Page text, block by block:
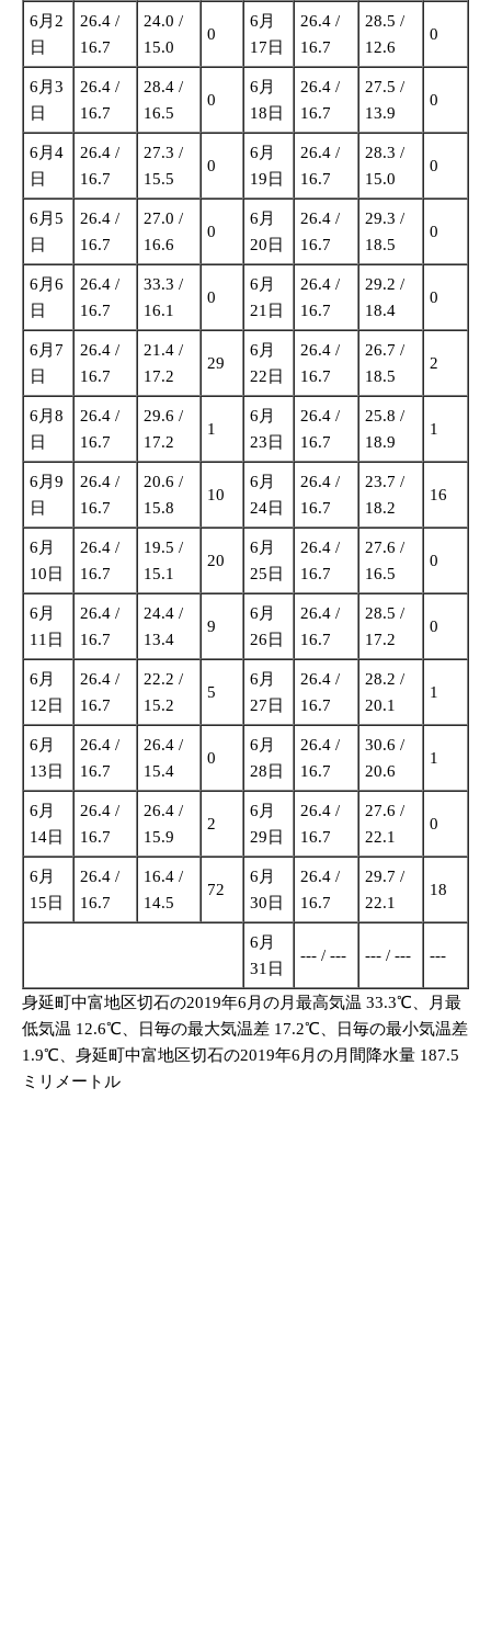
6月2
日
26.4 /
16.7
24.0 /
15.0
0
6月
17日
26.4 /
16.7
28.5 /
12.6
0
6月3
日
26.4 /
16.7
28.4 /
16.5
0
6月
18日
26.4 /
16.7
27.5 /
13.9
0
6月4
日
26.4 /
16.7
27.3 /
15.5
0
6月
19日
26.4 /
16.7
28.3 /
15.0
0
6月5
日
26.4 /
16.7
27.0 /
16.6
0
6月
20日
26.4 /
16.7
29.3 /
18.5
0
6月6
日
26.4 /
16.7
33.3 /
16.1
0
6月
21日
26.4 /
16.7
29.2 /
18.4
0
6月7
日
26.4 /
16.7
21.4 /
17.2
29
6月
22日
26.4 /
16.7
26.7 /
18.5
2
6月8
日
26.4 /
16.7
29.6 /
17.2
1
6月
23日
26.4 /
16.7
25.8 /
18.9
1
6月9
日
26.4 /
16.7
20.6 /
15.8
10
6月
24日
26.4 /
16.7
23.7 /
18.2
16
6月
10日
26.4 /
16.7
19.5 /
15.1
20
6月
25日
26.4 /
16.7
27.6 /
16.5
0
6月
11日
26.4 /
16.7
24.4 /
13.4
9
6月
26日
26.4 /
16.7
28.5 /
17.2
0
6月
12日
26.4 /
16.7
22.2 /
15.2
5
6月
27日
26.4 /
16.7
28.2 /
20.1
1
6月
13日
26.4 /
16.7
26.4 /
15.4
0
6月
28日
26.4 /
16.7
30.6 /
20.6
1
6月
14日
26.4 /
16.7
26.4 /
15.9
2
6月
29日
26.4 /
16.7
27.6 /
22.1
0
6月
15日
26.4 /
16.7
16.4 /
14.5
72
6月
30日
26.4 /
16.7
29.7 /
22.1
18
6月
31日
--- / --- --- / --- ---
身延町中富地区切石の2019年6月の月最高気温 33.3℃、月最
低気温 12.6℃、日毎の最大気温差 17.2℃、日毎の最小気温差
1.9℃、身延町中富地区切石の2019年6月の月間降水量 187.5
ミリメートル